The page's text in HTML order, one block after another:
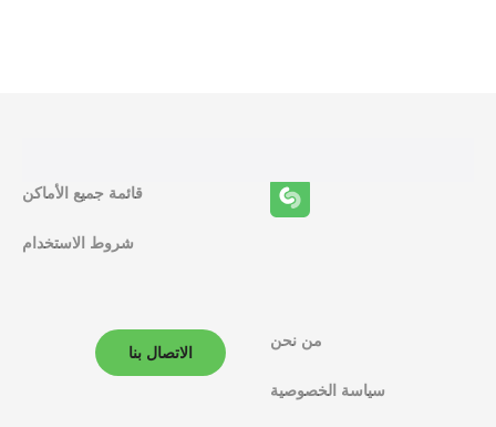
قائمة جميع الأماكن
شروط الاستخدام
من نحن
سياسة الخصوصية
الاتصال بنا